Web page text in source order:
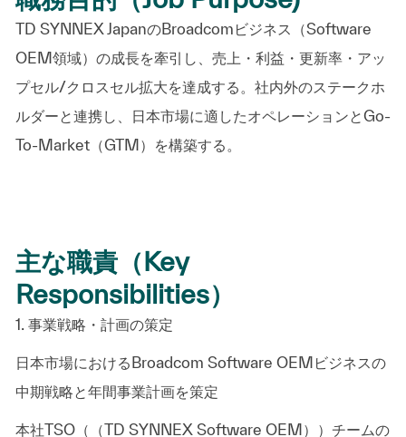
TD SYNNEX JapanのBroadcomビジネス（Software
OEM領域）の成長を牽引し、売上・利益・更新率・アッ
プセル/クロスセル拡大を達成する。社内外のステークホ
ルダーと連携し、日本市場に適したオペレーションとGo-
To-Market（GTM）を構築する。
主な職責（Key
Responsibilities）
1. 事業戦略・計画の策定
日本市場におけるBroadcom Software OEMビジネスの
中期戦略と年間事業計画を策定
本社TSO（（TD SYNNEX Software OEM））チームの